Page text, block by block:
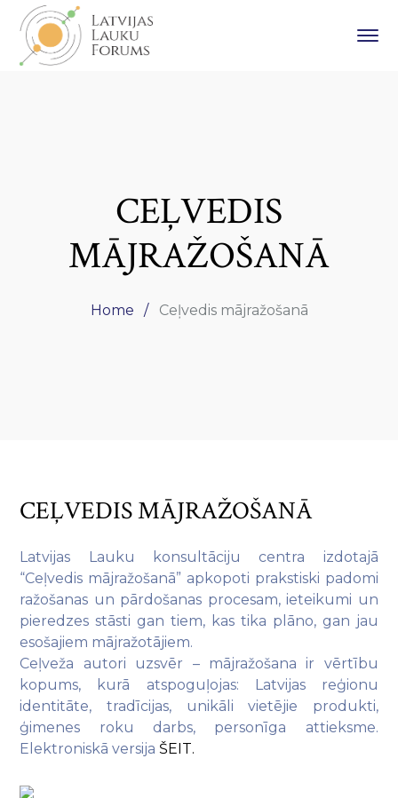
CEĻVEDIS
MĀJRAŽOŠANĀ
Home Ceļvedis mājražošanā
CEĻVEDIS MĀJRAŽOŠANĀ
Latvijas Lauku konsultāciju centra izdotajā
“Ceļvedis mājražošanā” apkopoti prakstiski padomi
ražošanas un pārdošanas procesam, ieteikumi un
pieredzes stāsti gan tiem, kas tika plāno, gan jau
esošajiem mājražotājiem.
Ceļveža autori uzsvēr – mājražošana ir vērtību
kopums, kurā atspoguļojas: Latvijas reģionu
identitāte, tradīcijas, unikāli vietējie produkti,
ģimenes roku darbs, personīga attieksme.
Elektroniskā versija ŠEIT.